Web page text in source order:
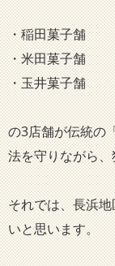
・稲田菓子舗
・米田菓子舗
・玉井菓子舗
の3店舗が伝統の
法を守りながら、
それでは、長浜
いと思います。